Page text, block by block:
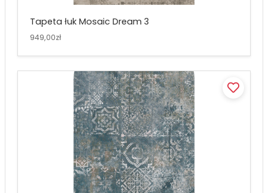
Tapeta łuk Mosaic Dream 3
949,00zł